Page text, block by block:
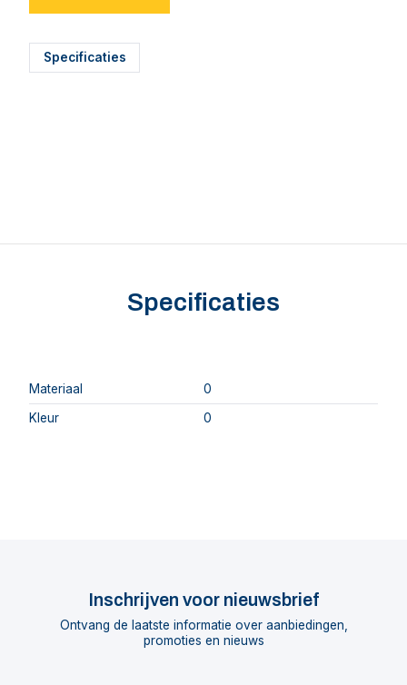
Specificaties
Specificaties
Materiaal
0
Kleur
0
Inschrijven voor nieuwsbrief
Ontvang de laatste informatie over aanbiedingen,
promoties en nieuws